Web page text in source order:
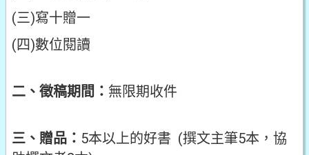
(三)寫十贈一
(四)數位閱讀
二、徵稿期間： 無限期收件
三、贈品： 5本以上的好書 (撰文主筆5本，協